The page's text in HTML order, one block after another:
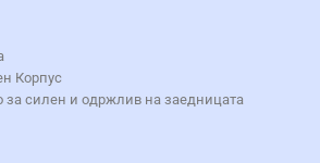
Корпус
за силен и одржлив на заедницата